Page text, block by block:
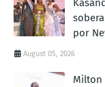
por
August 05, 2026
Milton